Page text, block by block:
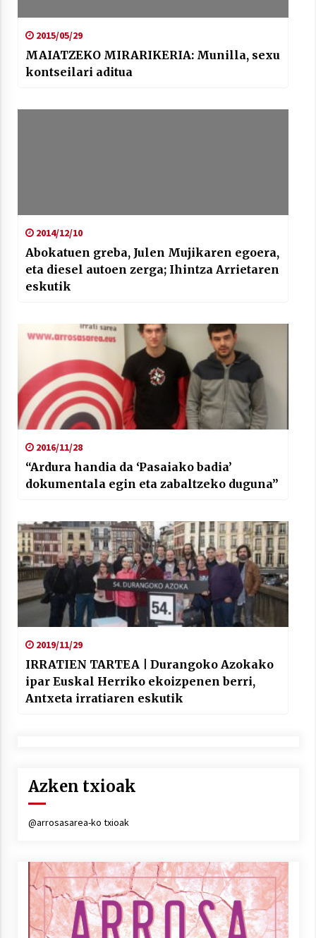
2015/05/29
MAIATZEKO MIRARIKERIA: Munilla, sexu
kontseilari aditua
2014/12/10
Abokatuen greba, Julen Mujikaren egoera,
eta diesel autoen zerga; Ihintza Arrietaren
eskutik
2016/11/28
“Ardura handia da ‘Pasaiako badia’
dokumentala egin eta zabaltzeko duguna”
2019/11/29
IRRATIEN TARTEA | Durangoko Azokako
ipar Euskal Herriko ekoizpenen berri,
Antxeta irratiaren eskutik
Azken txioak
@arrosasarea-ko txioak